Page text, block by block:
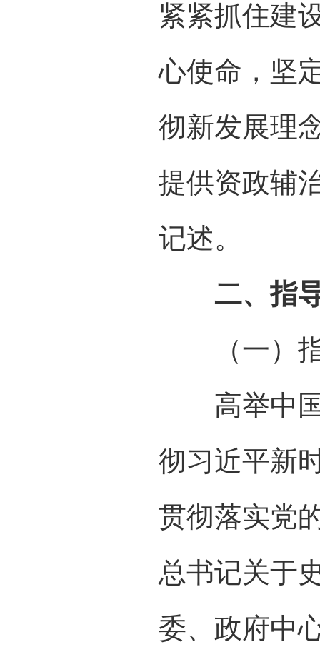
紧紧抓住建
心使命，坚
彻新发展理
提供资政辅
记述。
二、指
（一）指
高举中国
彻习近平新
贯彻落实党
总书记关于
委、政府中